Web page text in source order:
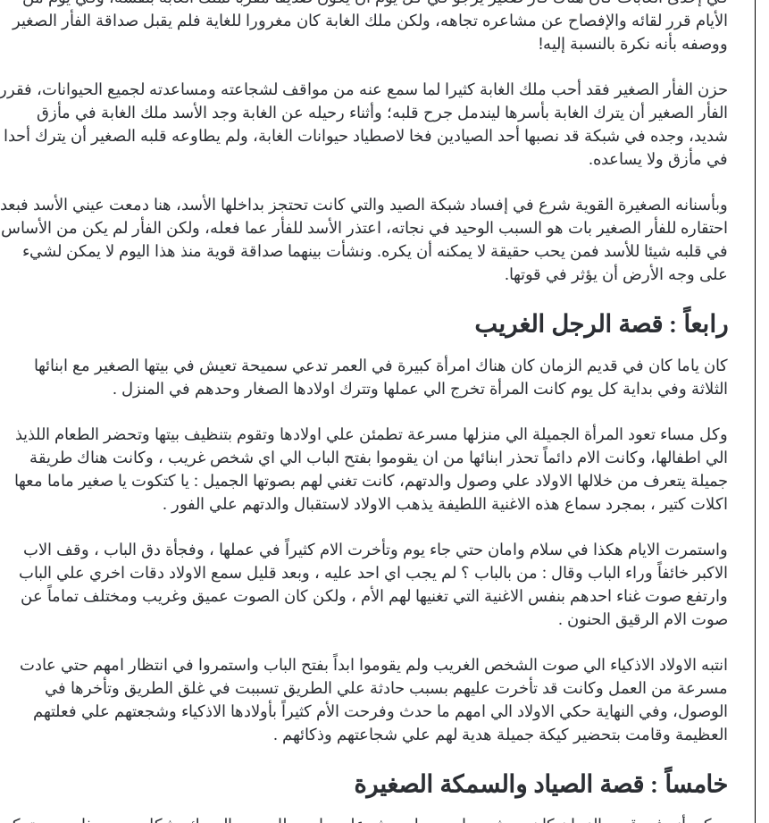
الأيام قرر لقائه والإفصاح عن مشاعره تجاهه، ولكن ملك الغابة كان مغرورا للغاية فلم يقبل صداقة الفأر الصغير
ووصفه بأنه نكرة بالنسبة إليه!
حزن الفأر الصغير فقد أحب ملك الغابة كثيرا لما سمع عنه من مواقف لشجاعته ومساعدته لجميع الحيوانات، فقرر
الفأر الصغير أن يترك الغابة بأسرها ليندمل جرح قلبه؛ وأثناء رحيله عن الغابة وجد الأسد ملك الغابة في مأزق
شديد، وجده في شبكة قد نصبها أحد الصيادين فخا لاصطياد حيوانات الغابة، ولم يطاوعه قلبه الصغير أن يترك أحدا
في مأزق ولا يساعده.
وبأسنانه الصغيرة القوية شرع في إفساد شبكة الصيد والتي كانت تحتجز بداخلها الأسد، هنا دمعت عيني الأسد فبعد
احتقاره للفأر الصغير بات هو السبب الوحيد في نجاته، اعتذر الأسد للفأر عما فعله، ولكن الفأر لم يكن من الأساس
في قلبه شيئا للأسد فمن يحب حقيقة لا يمكنه أن يكره. ونشأت بينهما صداقة قوية منذ هذا اليوم لا يمكن لشيء
على وجه الأرض أن يؤثر في قوتها.
رابعاً : قصة الرجل الغريب
كان ياما كان في قديم الزمان كان هناك امرأة كبيرة في العمر تدعي سميحة تعيش في بيتها الصغير مع ابنائها
الثلاثة وفي بداية كل يوم كانت المرأة تخرج الي عملها وتترك اولادها الصغار وحدهم في المنزل .
وكل مساء تعود المرأة الجميلة الي منزلها مسرعة تطمئن علي اولادها وتقوم بتنظيف بيتها وتحضر الطعام اللذيذ
الي اطفالها، وكانت الام دائماً تحذر ابنائها من ان يقوموا بفتح الباب الي اي شخص غريب ، وكانت هناك طريقة
جميلة يتعرف من خلالها الاولاد علي وصول والدتهم، كانت تغني لهم بصوتها الجميل : يا كتكوت يا صغير ماما معها
اكلات كتير ، بمجرد سماع هذه الاغنية اللطيفة يذهب الاولاد لاستقبال والدتهم علي الفور .
واستمرت الايام هكذا في سلام وامان حتي جاء يوم وتأخرت الام كثيراً في عملها ، وفجأة دق الباب ، وقف الاب
الاكبر خائفاً وراء الباب وقال : من بالباب ؟ لم يجب اي احد عليه ، وبعد قليل سمع الاولاد دقات اخري علي الباب
وارتفع صوت غناء احدهم بنفس الاغنية التي تغنيها لهم الأم ، ولكن كان الصوت عميق وغريب ومختلف تماماً عن
صوت الام الرقيق الحنون .
انتبه الاولاد الاذكياء الي صوت الشخص الغريب ولم يقوموا ابداً بفتح الباب واستمروا في انتظار امهم حتي عادت
مسرعة من العمل وكانت قد تأخرت عليهم بسبب حادثة علي الطريق تسببت في غلق الطريق وتأخرها في
الوصول، وفي النهاية حكي الاولاد الي امهم ما حدث وفرحت الأم كثيراً بأولادها الاذكياء وشجعتهم علي فعلتهم
العظيمة وقامت بتحضير كيكة جميلة هدية لهم علي شجاعتهم وذكائهم .
خامساً : قصة الصياد والسمكة الصغيرة